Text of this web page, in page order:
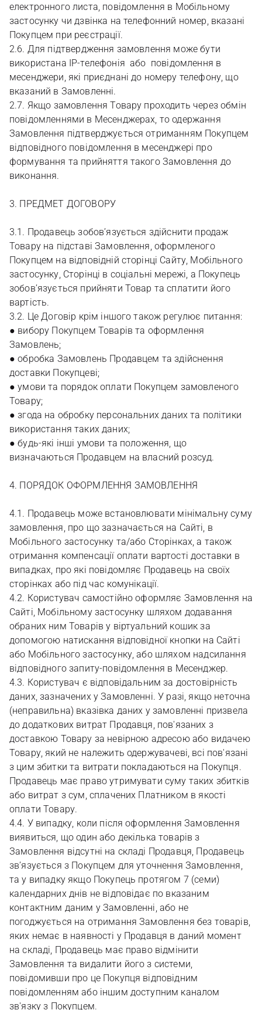
електронного листа, повідомлення в Мобільному
застосунку чи дзвінка на телефонний номер, вказані
Покупцем при реєстрації.
2.6. Для підтвердження замовлення може бути
використана ІР-телефонія або повідомлення в
месенджери, які приєднані до номеру телефону, що
вказаний в Замовленні.
2.7. Якщо замовлення Товару проходить через обмін
повідомленнями в Месенджерах, то одержання
Замовлення підтверджується отриманням Покупцем
відповідного повідомлення в месенджері про
формування та прийняття такого Замовлення до
виконання.
3. ПРЕДМЕТ ДОГОВОРУ
3.1. Продавець зобов’язується здійснити продаж
Товару на підставі Замовлення, оформленого
Покупцем на відповідній сторінці Сайту, Мобільного
застосунку, Сторінці в соціальні мережі, а Покупець
зобов’язується прийняти Товар та сплатити його
вартість.
3.2. Це Договір крім іншого також регулює питання:
● вибору Покупцем Товарів та оформлення
Замовлень;
● обробка Замовлень Продавцем та здійснення
доставки Покупцеві;
● умови та порядок оплати Покупцем замовленого
Товару;
● згода на обробку персональних даних та політики
використання таких даних;
● будь-які інші умови та положення, що
визначаються Продавцем на власний розсуд.
4. ПОРЯДОК ОФОРМЛЕННЯ ЗАМОВЛЕННЯ
4.1. Продавець може встановлювати мінімальну суму
замовлення, про що зазначається на Сайті, в
Мобільного застосунку та/або Сторінках, а також
отримання компенсації оплати вартості доставки в
випадках, про які повідомляє Продавець на своїх
сторінках або під час комунікації.
4.2. Користувач самостійно оформляє Замовлення на
Сайті, Мобільному застосунку шляхом додавання
обраних ним Товарів у віртуальний кошик за
допомогою натискання відповідної кнопки на Сайті
або Мобільного застосунку, або шляхом надсилання
відповідного запиту-повідомлення в Месенджер.
4.3. Користувач є відповідальним за достовірність
даних, зазначених у Замовленні. У разі, якщо неточна
(неправильна) вказівка даних у замовленні призвела
до додаткових витрат Продавця, пов'язаних з
доставкою Товару за невірною адресою або видачею
Товару, який не належить одержувачеві, всі пов'язані
з цим збитки та витрати покладаються на Покупця.
Продавець має право утримувати суму таких збитків
або витрат з сум, сплачених Платником в якості
оплати Товару.
4.4. У випадку, коли після оформлення Замовлення
виявиться, що один або декілька товарів з
Замовлення відсутні на складі Продавця, Продавець
зв’язується з Покупцем для уточнення Замовлення,
та у випадку якщо Покупець протягом 7 (семи)
календарних днів не відповідає по вказаним
контактним даним у Замовленні, або не
погоджується на отримання Замовлення без товарів,
яких немає в наявності у Продавця в даний момент
на складі, Продавець має право відмінити
Замовлення та видалити його з системи,
повідомивши про це Покупця відповідним
повідомленням або іншим доступним каналом
зв'язку з Покупцем.